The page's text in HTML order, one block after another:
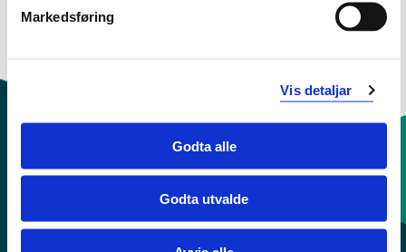
Markedsføring
Vis detaljar
Godta alle
Godta utvalde
språkopplæring for fleirspråklege elevar
Sentralbord: 55 58 58 00